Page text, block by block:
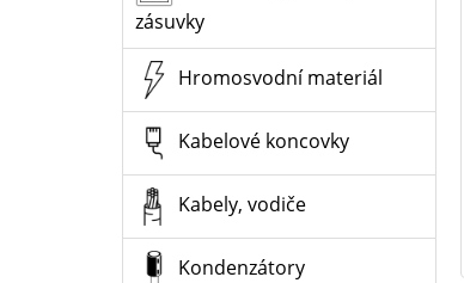
zásuvky
Hromosvodní materiál
Kabelové koncovky
Kabely, vodiče
Kondenzátory